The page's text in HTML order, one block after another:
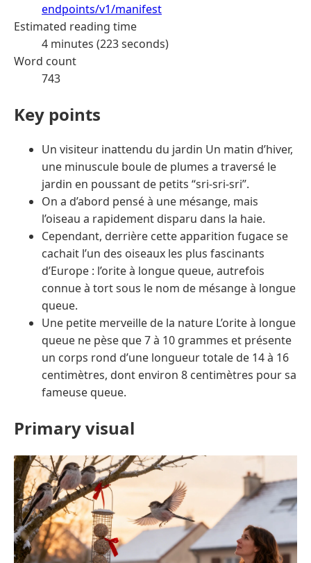
endpoints/v1/manifest
Estimated reading time
4 minutes (223 seconds)
Word count
743
Key points
Un visiteur inattendu du jardin Un matin d’hiver,
une minuscule boule de plumes a traversé le
jardin en poussant de petits “sri-sri-sri”.
On a d’abord pensé à une mésange, mais
l’oiseau a rapidement disparu dans la haie.
Cependant, derrière cette apparition fugace se
cachait l’un des oiseaux les plus fascinants
d’Europe : l’orite à longue queue, autrefois
connue à tort sous le nom de mésange à longue
queue.
Une petite merveille de la nature L’orite à longue
queue ne pèse que 7 à 10 grammes et présente
un corps rond d’une longueur totale de 14 à 16
centimètres, dont environ 8 centimètres pour sa
fameuse queue.
Primary visual